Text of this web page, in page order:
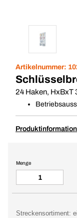
Artikelnummer:
24 Haken,
Menge
Streckensortiment: